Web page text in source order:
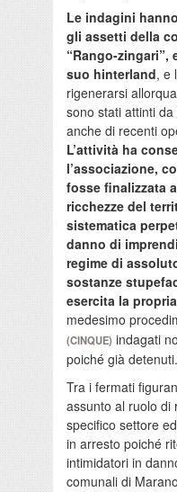
Le indagini
gli assetti della
“Rango-zingari”,
suo hinterland, e
rigenerarsi
sono stati attinti
anche di recenti
L’attività ha
l’associazione,
fosse finalizzata
ricchezze del
sistematica
danno di
regime di
sostanze
esercita la
medesimo
(CINQUE) indagati
poiché già detenuti.
Tra i fermati
assunto al ruolo di
specifico settore
in arresto poiché
intimidatori in
comunali di